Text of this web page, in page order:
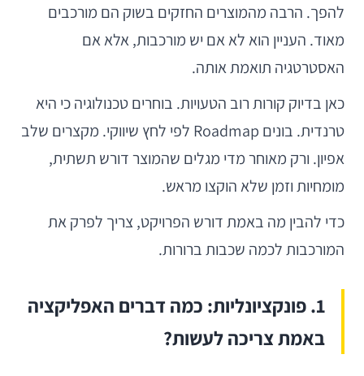
להפך. הרבה מהמוצרים החזקים בשוק הם מורכבים
מאוד. העניין הוא לא אם יש מורכבות, אלא אם
האסטרטגיה תואמת אותה.
כאן בדיוק קורות רוב הטעויות. בוחרים טכנולוגיה כי היא
טרנדית. בונים Roadmap לפי לחץ שיווקי. מקצרים שלב
אפיון. ורק מאוחר מדי מגלים שהמוצר דורש תשתית,
מומחיות וזמן שלא הוקצו מראש.
כדי להבין מה באמת דורש הפרויקט, צריך לפרק את
המורכבות לכמה שכבות ברורות.
1. פונקציונליות: כמה דברים האפליקציה
באמת צריכה לעשות?